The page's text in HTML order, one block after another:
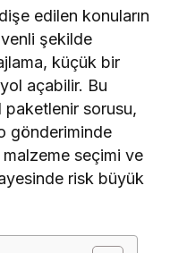
edilen konuların
şekilde
küçük bir
açabilir. Bu
paketlenir sorusu,
gönderiminde
malzeme seçimi ve
risk büyük